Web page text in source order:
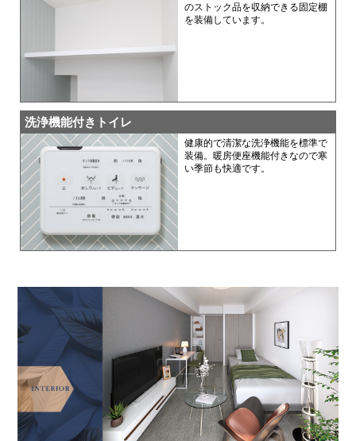
のストック品を収納できる固定棚
を装備しています。
洗浄機能付きトイレ
健康的で清潔な洗浄機能を標準で
装備。暖房便座機能付きなので寒
い季節も快適です。